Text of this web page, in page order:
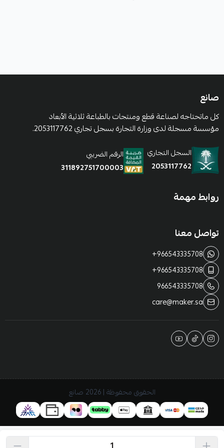
صانع
كل ماتحتاجه لصناعة قطع ومنتجات بالطباعة ثلاثية الأبعاد
مؤسسة مسجلة لدى وزارة التجارة بسجل تجاري 2053117762.
السجل التجاري
2053117762
الرقم الضريبي
311892751700003
روابط مهمة
تواصل معنا
+966543335708
+966543335708
966543335708
care@maker.sa
الحقوق محفوظة | 2026 صانع